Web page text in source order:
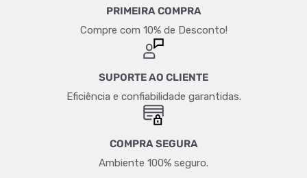
PRIMEIRA COMPRA
Compre com 10% de Desconto!
SUPORTE AO CLIENTE
Eficiência e confiabilidade garantidas.
COMPRA SEGURA
Ambiente 100% seguro.